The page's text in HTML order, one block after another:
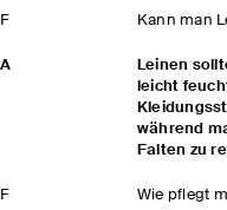
F Kann man
A
Leinen
leicht
während
Falten zu
F Wie pflegt